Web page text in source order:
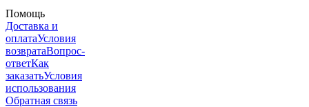
Помощь
Доставка и
оплатаУсловия
возвратаВопрос-
ответКак
заказатьУсловия
использования
Обратная связь